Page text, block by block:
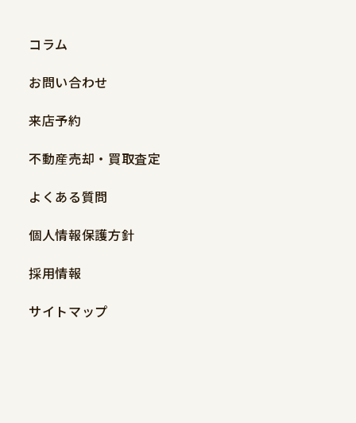
コラム
お問い合わせ
来店予約
不動産売却・買取査定
よくある質問
個人情報保護方針
採用情報
サイトマップ